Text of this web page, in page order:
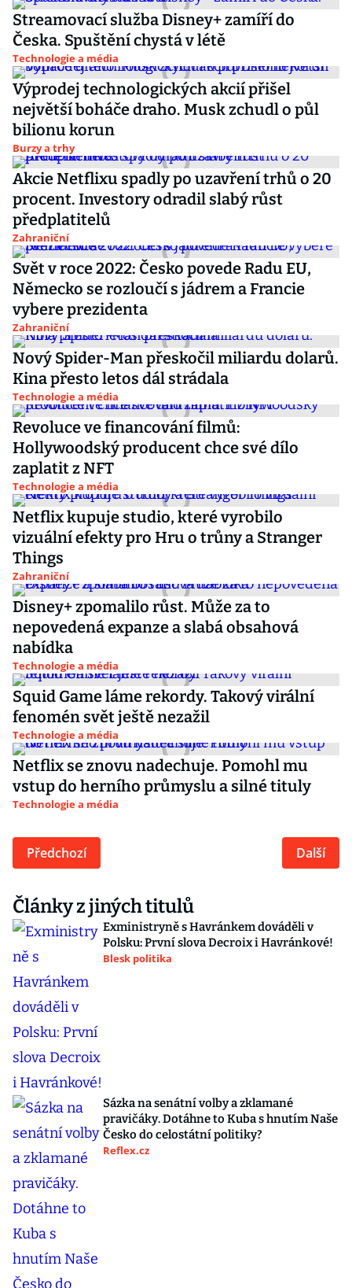
Streamovací služba Disney+ zamíří do
Česka. Spuštění chystá v létě
Technologie a média
Výprodej technologických akcií přišel
největší boháče draho. Musk zchudl o půl
bilionu korun
Burzy a trhy
Akcie Netflixu spadly po uzavření trhů o 20
procent. Investory odradil slabý růst
předplatitelů
Zahraniční
Svět v roce 2022: Česko povede Radu EU,
Německo se rozloučí s jádrem a Francie
vybere prezidenta
Zahraniční
Nový Spider-Man přeskočil miliardu dolarů.
Kina přesto letos dál strádala
Technologie a média
Revoluce ve financování filmů:
Hollywoodský producent chce své dílo
zaplatit z NFT
Technologie a média
Netflix kupuje studio, které vyrobilo
vizuální efekty pro Hru o trůny a Stranger
Things
Zahraniční
Disney+ zpomalilo růst. Může za to
nepovedená expanze a slabá obsahová
nabídka
Technologie a média
Squid Game láme rekordy. Takový virální
fenomén svět ještě nezažil
Technologie a média
Netflix se znovu nadechuje. Pomohl mu
vstup do herního průmyslu a silné tituly
Technologie a média
Předchozí Další
Články z jiných titulů
Exministryně s Havránkem dováděli v
Polsku: První slova Decroix i Havránkové!
Blesk politika
Sázka na senátní volby a zklamané
pravičáky. Dotáhne to Kuba s hnutím Naše
Česko do celostátní politiky?
Reflex.cz